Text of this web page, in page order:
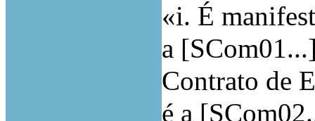
«i. É
a
Contrato de
é a